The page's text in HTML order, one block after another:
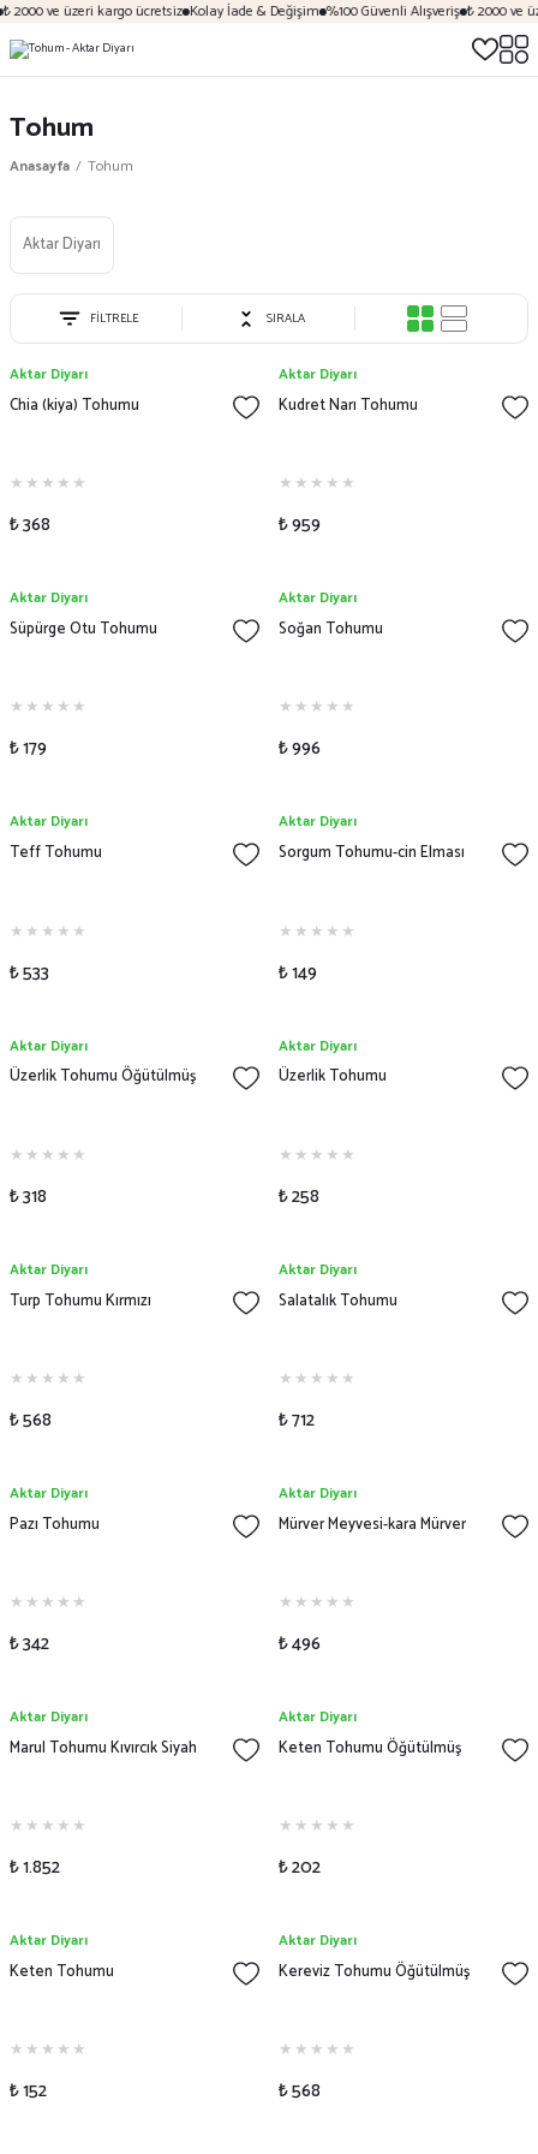
ve üzeri kargo ücretsiz Kolay İade & Değişim %100 Güvenli Alışveriş ₺ 2000 ve
Tohum
Anasayfa Tohum
Aktar Diyarı
FİLTRELE SIRALA
Aktar Diyarı
Chia (kiya) Tohumu
₺ 368
Aktar Diyarı
Kudret Narı Tohumu
₺ 959
Aktar Diyarı
Süpürge Otu Tohumu
₺ 179
Aktar Diyarı
Soğan Tohumu
₺ 996
Aktar Diyarı
Teff Tohumu
₺ 533
Aktar Diyarı
Sorgum Tohumu-cin Elması
₺ 149
Aktar Diyarı
Üzerlik Tohumu Öğütülmüş
₺ 318
Aktar Diyarı
Üzerlik Tohumu
₺ 258
Aktar Diyarı
Turp Tohumu Kırmızı
₺ 568
Aktar Diyarı
Salatalık Tohumu
₺ 712
Aktar Diyarı
Pazı Tohumu
₺ 342
Aktar Diyarı
Mürver Meyvesi-kara Mürver
₺ 496
Aktar Diyarı
Marul Tohumu Kıvırcık Siyah
₺ 1.852
Aktar Diyarı
Keten Tohumu Öğütülmüş
₺ 202
Aktar Diyarı
Keten Tohumu
₺ 152
Aktar Diyarı
Kereviz Tohumu Öğütülmüş
₺ 568